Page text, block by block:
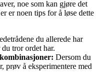
noe som kan gjøre det
er noen tips for å løse dette
du allerede har
tror ordet har.
Dersom du
prøv å eksperimentere med